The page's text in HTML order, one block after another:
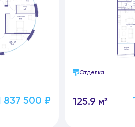
837 500 ₽
Отделка
125.9 м²